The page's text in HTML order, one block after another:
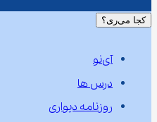
کجا می‌ری؟
آی‌نو
درس ها
روزنامه دیواری